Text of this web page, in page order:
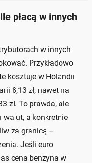
płacą w innych
w innych
Przykładowo
kosztuje w Holandii
8,13 zł, nawet na
zł. To prawda, ale
walut, a konkretnie
za granicą –
Jeśli euro
cena benzyna w